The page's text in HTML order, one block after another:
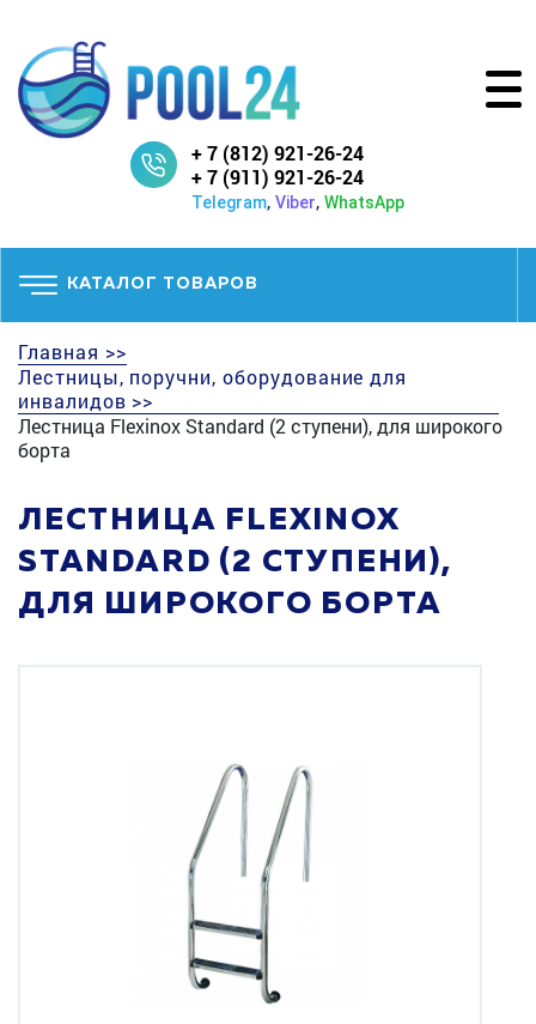
+ 7 (812) 921-26-24
+ 7 (911) 921-26-24
Telegram, Viber, WhatsApp
КАТАЛОГ ТОВАРОВ
Главная >>
Лестницы, поручни, оборудование для
инвалидов >>
Лестница Flexinox Standard (2 ступени), для широкого
борта
ЛЕСТНИЦА FLEXINOX
STANDARD (2 СТУПЕНИ),
ДЛЯ ШИРОКОГО БОРТА